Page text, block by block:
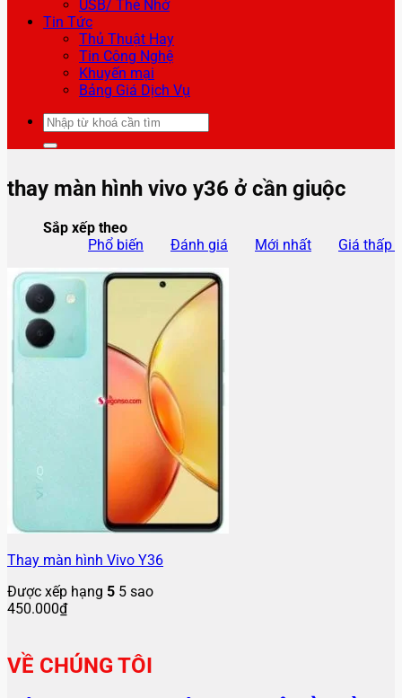
USB/ Thẻ Nhớ
Tin Tức
Thủ Thuật Hay
Tin Công Nghệ
Khuyến mại
Bảng Giá Dịch Vụ
Tìm
kiếm:
thay màn hình vivo y36 ở cần giuộc
Sắp xếp theo
Phổ biến
Đánh giá Mới nhất Giá thấp
Thay màn hình Vivo Y36
Được xếp hạng 5 5 sao
450.000₫
VỀ CHÚNG TÔI